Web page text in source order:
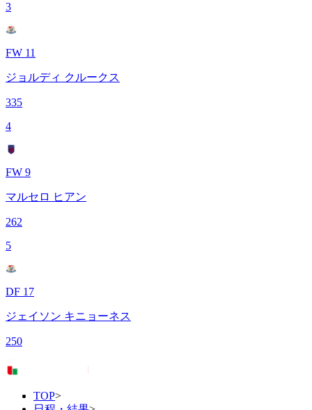
3
FW 11
ジョルディ クルークス
335
4
FW 9
マルセロ ヒアン
262
5
DF 17
ジェイソン キニョーネス
250
TOP>